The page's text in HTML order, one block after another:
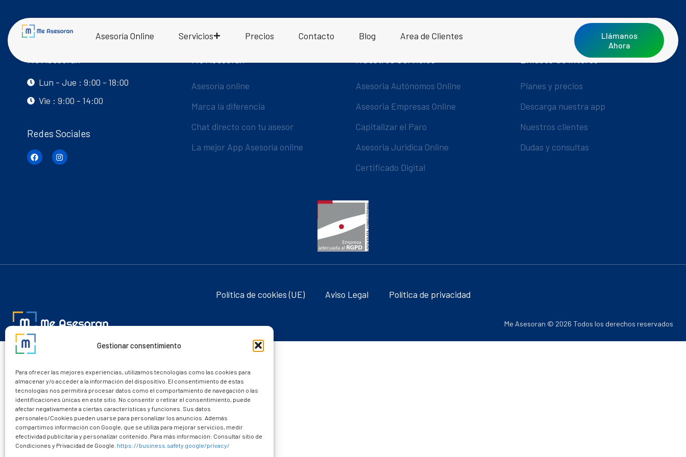
Gestionar consentimiento
Para ofrecer las mejores experiencias, utilizamos tecnologías como las cookies para
almacenar y/o acceder a la información del dispositivo. El consentimiento de estas
tecnologías nos permitirá procesar datos como el comportamiento de navegación o las
identificaciones únicas en este sitio. No consentir o retirar el consentimiento, puede
afectar negativamente a ciertas características y funciones. Sus datos
personales/Cookies pueden usarse para personalizar los anuncios. Además
compartimos información con Google, que se utiliza para mejorar servicios, medir
efectividad publicitaria y personalizar contenido. Para más información: Consultar sitio de
Condiciones y Privacidad de Google. https://business.safety.google/privacy/
Asesoría Online Servicios Precios Contacto Blog Area de Clientes
Llámanos
Ahora
Me Asesoran
Lun - Jue : 9:00 - 18:00
Vie : 9:00 - 14:00
Redes Sociales
Asesoría online
Marca la diferencia
Chat directo con tu asesor
La mejor App Asesoría online
Asesoria Autónomos Online
Asesoria Empresas Online
Capitalizar el Paro
Asesoria Juridica Online
Certificado Digital
Enlaces de Interés
Planes y precios
Descarga nuestra app
Nuestros clientes
Dudas y consultas
Política de cookies (UE) Aviso Legal Política de privacidad
Me Asesoran © 2026 Todos los derechos reservados